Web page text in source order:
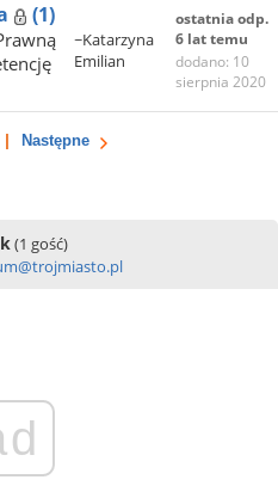
(1)
~Katarzyna
Emilian
ostatnia odp.
6 lat temu
dodano: 10
sierpnia 2020
Następne
(1 gość)